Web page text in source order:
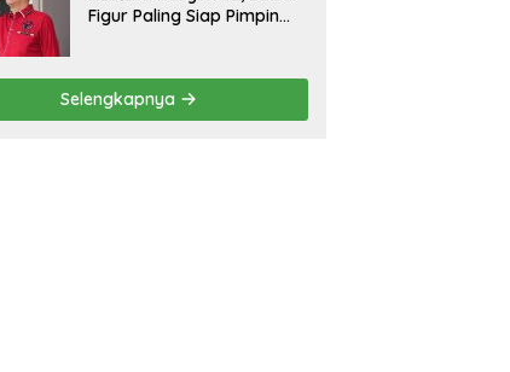
Figur Paling Siap Pimpin
Selengkapnya